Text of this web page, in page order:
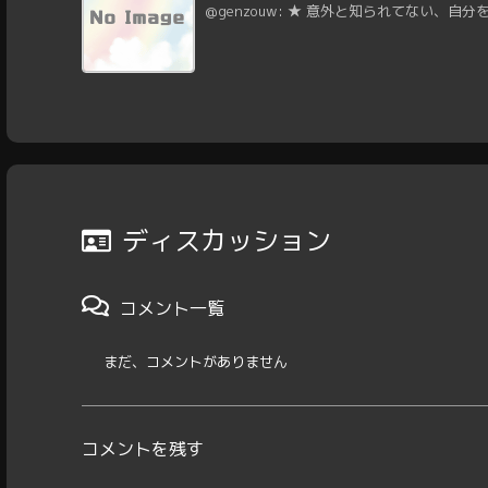
@genzouw: ★ 意外と知られてない、自分
ディスカッション
コメント一覧
まだ、コメントがありません
コメントを残す